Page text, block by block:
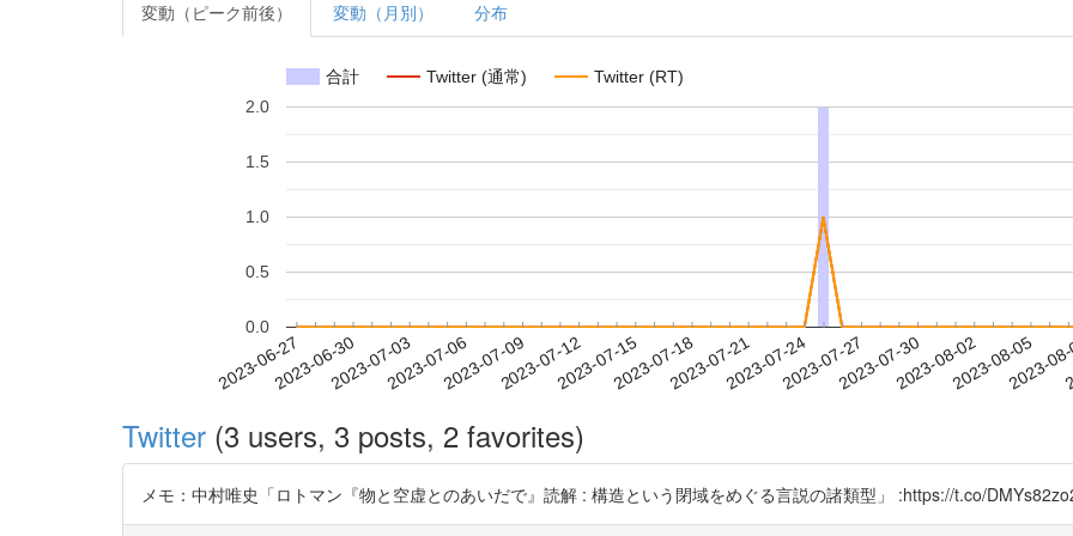
変動（ピーク前後） 変動（月別） 分布
合計 Twitter (通常) Twitter (RT)
2023-06-272023-06-302023-07-032023-07-062023-07-092023-07-122023-07-152023-07-182023-07-212023-07-242023-07-272023-07-302023-08-022023-08-05
2023-
0.0
0.5
1.0
1.5
2.0
Twitter (3 users, 3 posts, 2 favorites)
メモ：中村唯史「ロトマン『物と空虚とのあいだで』読解 : 構造という閉域をめぐる言説の諸類型」 :https://t.co/